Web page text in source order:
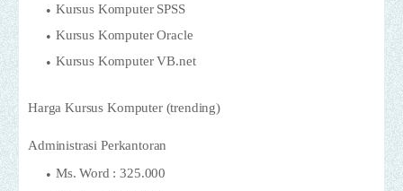
Kursus Komputer SPSS
Kursus Komputer Oracle
Kursus Komputer VB.net
Harga Kursus Komputer (trending)
Administrasi Perkantoran
Ms. Word : 325.000